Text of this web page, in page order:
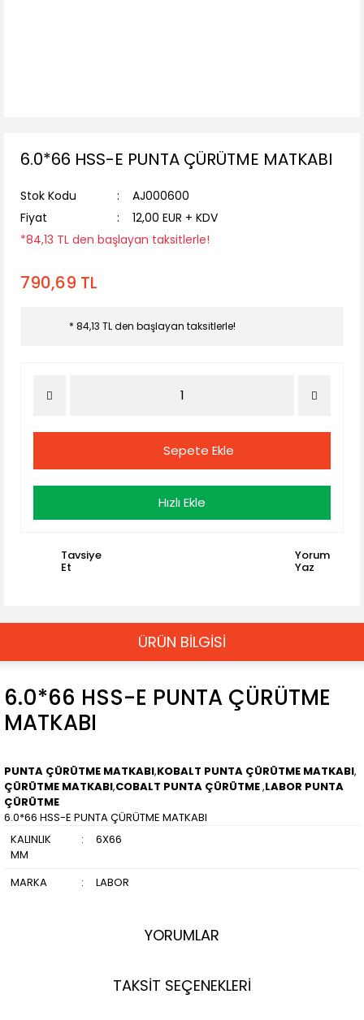
6.0*66 HSS-E PUNTA ÇÜRÜTME MATKABI
Stok Kodu
AJ000600
Fiyat
12,00 EUR + KDV
*84,13 TL den başlayan taksitlerle!
790,69 TL
* 84,13 TL den başlayan taksitlerle!
Sepete Ekle
Hızlı Ekle
Tavsiye
Et
Yorum
Yaz
ÜRÜN BİLGİSİ
6.0*66 HSS-E PUNTA ÇÜRÜTME
MATKABI
PUNTA ÇÜRÜTME MATKABI,KOBALT PUNTA ÇÜRÜTME MATKABI,
ÇÜRÜTME MATKABI,COBALT PUNTA ÇÜRÜTME,LABOR PUNTA
ÇÜRÜTME
6.0*66 HSS-E PUNTA ÇÜRÜTME MATKABI
KALINLIK
MM
: 6X66
MARKA : LABOR
YORUMLAR
TAKSİT SEÇENEKLERİ